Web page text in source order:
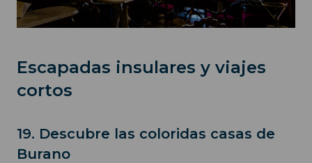
Escapadas insulares y viajes
cortos
19. Descubre las coloridas casas de
Burano